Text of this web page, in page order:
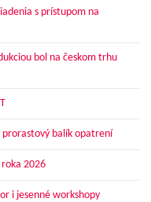
s prístupom na
bol na českom trhu
prorastový balík opatrení
roka 2026
i jesenné workshopy